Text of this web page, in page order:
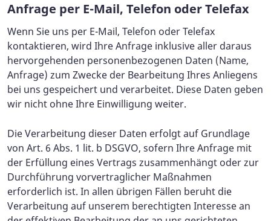
Anfrage per E-Mail, Telefon oder Telefax
Wenn Sie uns per E-Mail, Telefon oder Telefax
kontaktieren, wird Ihre Anfrage inklusive aller daraus
hervorgehenden personenbezogenen Daten (Name,
Anfrage) zum Zwecke der Bearbeitung Ihres Anliegens
bei uns gespeichert und verarbeitet. Diese Daten geben
wir nicht ohne Ihre Einwilligung weiter.
Die Verarbeitung dieser Daten erfolgt auf Grundlage
von Art. 6 Abs. 1 lit. b DSGVO, sofern Ihre Anfrage mit
der Erfüllung eines Vertrags zusammenhängt oder zur
Durchführung vorvertraglicher Maßnahmen
erforderlich ist. In allen übrigen Fällen beruht die
Verarbeitung auf unserem berechtigten Interesse an